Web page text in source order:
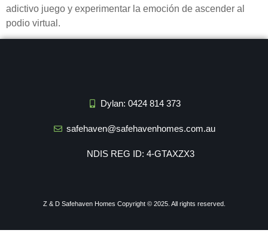
adictivo juego y experimentar la emoción de ascender al
podio virtual.
Dylan: 0424 814 373
safehaven@safehavenhomes.com.au
NDIS REG ID: 4-GTAXZX3
Z & D Safehaven Homes Copyright © 2025. All rights reserved.